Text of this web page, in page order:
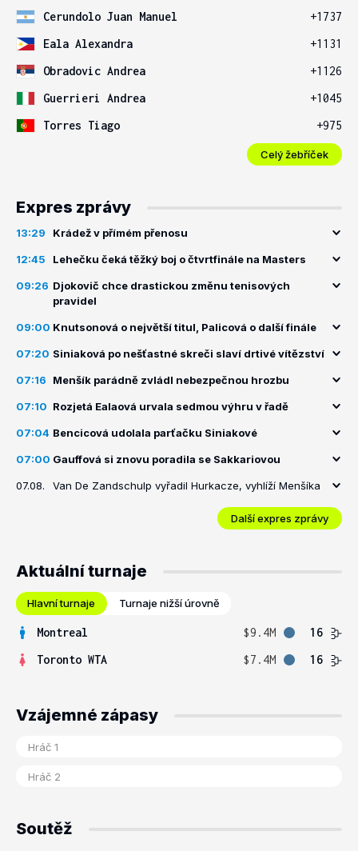
Cerundolo Juan Manuel
+1737
Eala Alexandra
+1131
Obradovic Andrea
+1126
Guerrieri Andrea
+1045
Torres Tiago
+975
Celý žebříček
Expres zprávy
13:29 Krádež v přímém přenosu
12:45 Lehečku čeká těžký boj o čtvrtfinále na Masters
09:26 Djokovič chce drastickou změnu tenisových
pravidel
09:00 Knutsonová o největší titul, Palicová o další finále
07:20 Siniaková po nešťastné skreči slaví drtivé vítězství
07:16 Menšík parádně zvládl nebezpečnou hrozbu
07:10 Rozjetá Ealaová urvala sedmou výhru v řadě
07:04 Bencicová udolala parťačku Siniakové
07:00 Gauffová si znovu poradila se Sakkariovou
07.08. Van De Zandschulp vyřadil Hurkacze, vyhlíží Menšíka
Další expres zprávy
Aktuální turnaje
Hlavní turnaje Turnaje nižší úrovně
Montreal $9.4M
16
Toronto WTA
$7.4M 16
Vzájemné zápasy
Soutěž